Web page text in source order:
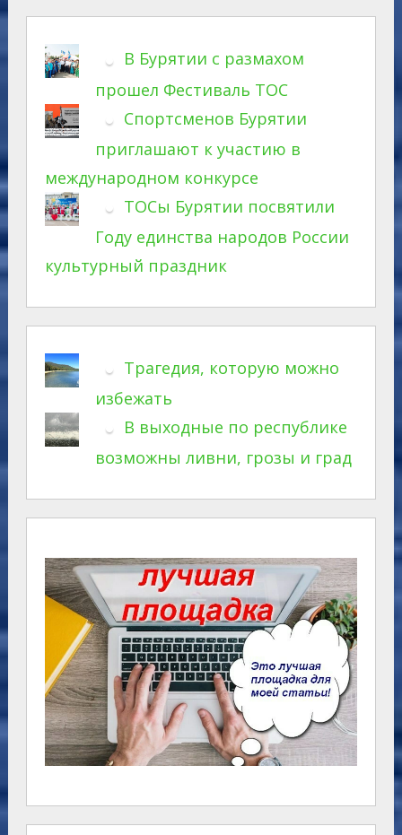
В Бурятии с размахом
прошел Фестиваль ТОС
Спортсменов Бурятии
приглашают к участию в
международном конкурсе
ТОСы Бурятии посвятили
Году единства народов России
культурный праздник
Трагедия, которую можно
избежать
В выходные по республике
возможны ливни, грозы и град